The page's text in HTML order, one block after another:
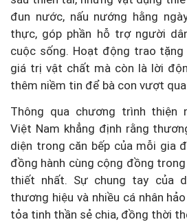
đun nước, nấu nướng hằng
thực, góp phần hỗ trợ người
cuộc sống. Hoạt động trao
giá trị vật chất mà còn là lời
thêm niềm tin để bà con vượt
Thông qua chương trình thiện
Việt Nam khẳng định rằng
diện trong căn bếp của mỗi gia
đồng hành cùng cộng đồng
thiết nhất. Sự chung tay của
thương hiệu và nhiều cá nhân
tỏa tinh thần sẻ chia, đồng thời